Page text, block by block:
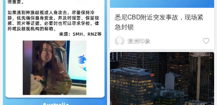
悉尼CBD附近突发事故，现场紧
急封锁
澳洲印象